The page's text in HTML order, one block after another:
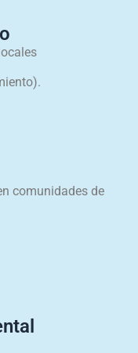
comunidades de